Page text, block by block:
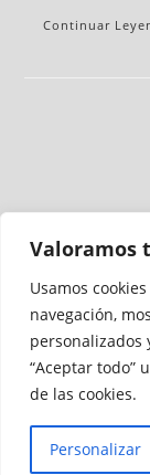
Valoramos
Usamos
navegación,
personalizados
“Aceptar todo”
de las cookies.
Personalizar
Continuar
Accesibilidad